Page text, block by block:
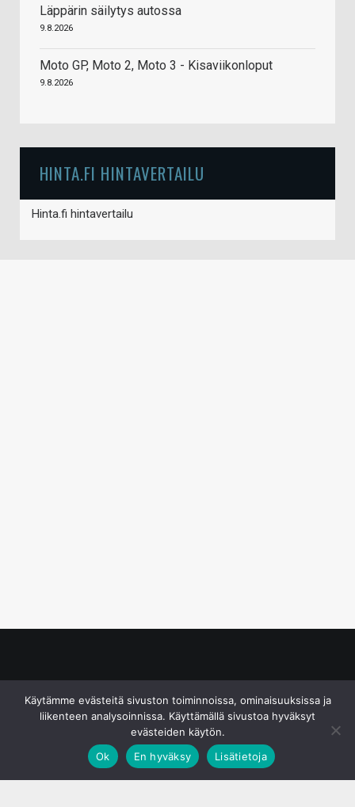
Läppärin säilytys autossa
9.8.2026
Moto GP, Moto 2, Moto 3 - Kisaviikonloput
9.8.2026
HINTA.FI HINTAVERTAILU
Hinta.fi hintavertailu
Käytämme evästeitä sivuston toiminnoissa, ominaisuuksissa ja
liikenteen analysoinnissa. Käyttämällä sivustoa hyväksyt
evästeiden käytön.
Ok
En hyväksy Lisätietoja